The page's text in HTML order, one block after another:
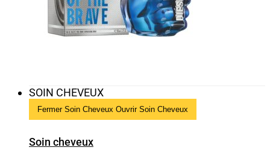
SOIN CHEVEUX
Fermer Soin Cheveux Ouvrir Soin Cheveux
Soin cheveux